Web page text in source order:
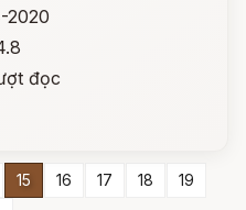
2020
đọc
15 16 17 18
19